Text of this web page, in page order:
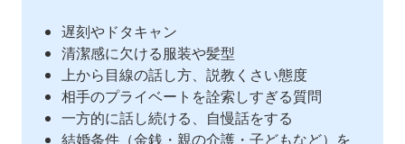
遅刻やドタキャン
清潔感に欠ける服装や髪型
上から目線の話し方、説教くさい態度
相手のプライベートを詮索しすぎる質問
一方的に話し続ける、自慢話をする
結婚条件（金銭・親の介護・子どもなど）を